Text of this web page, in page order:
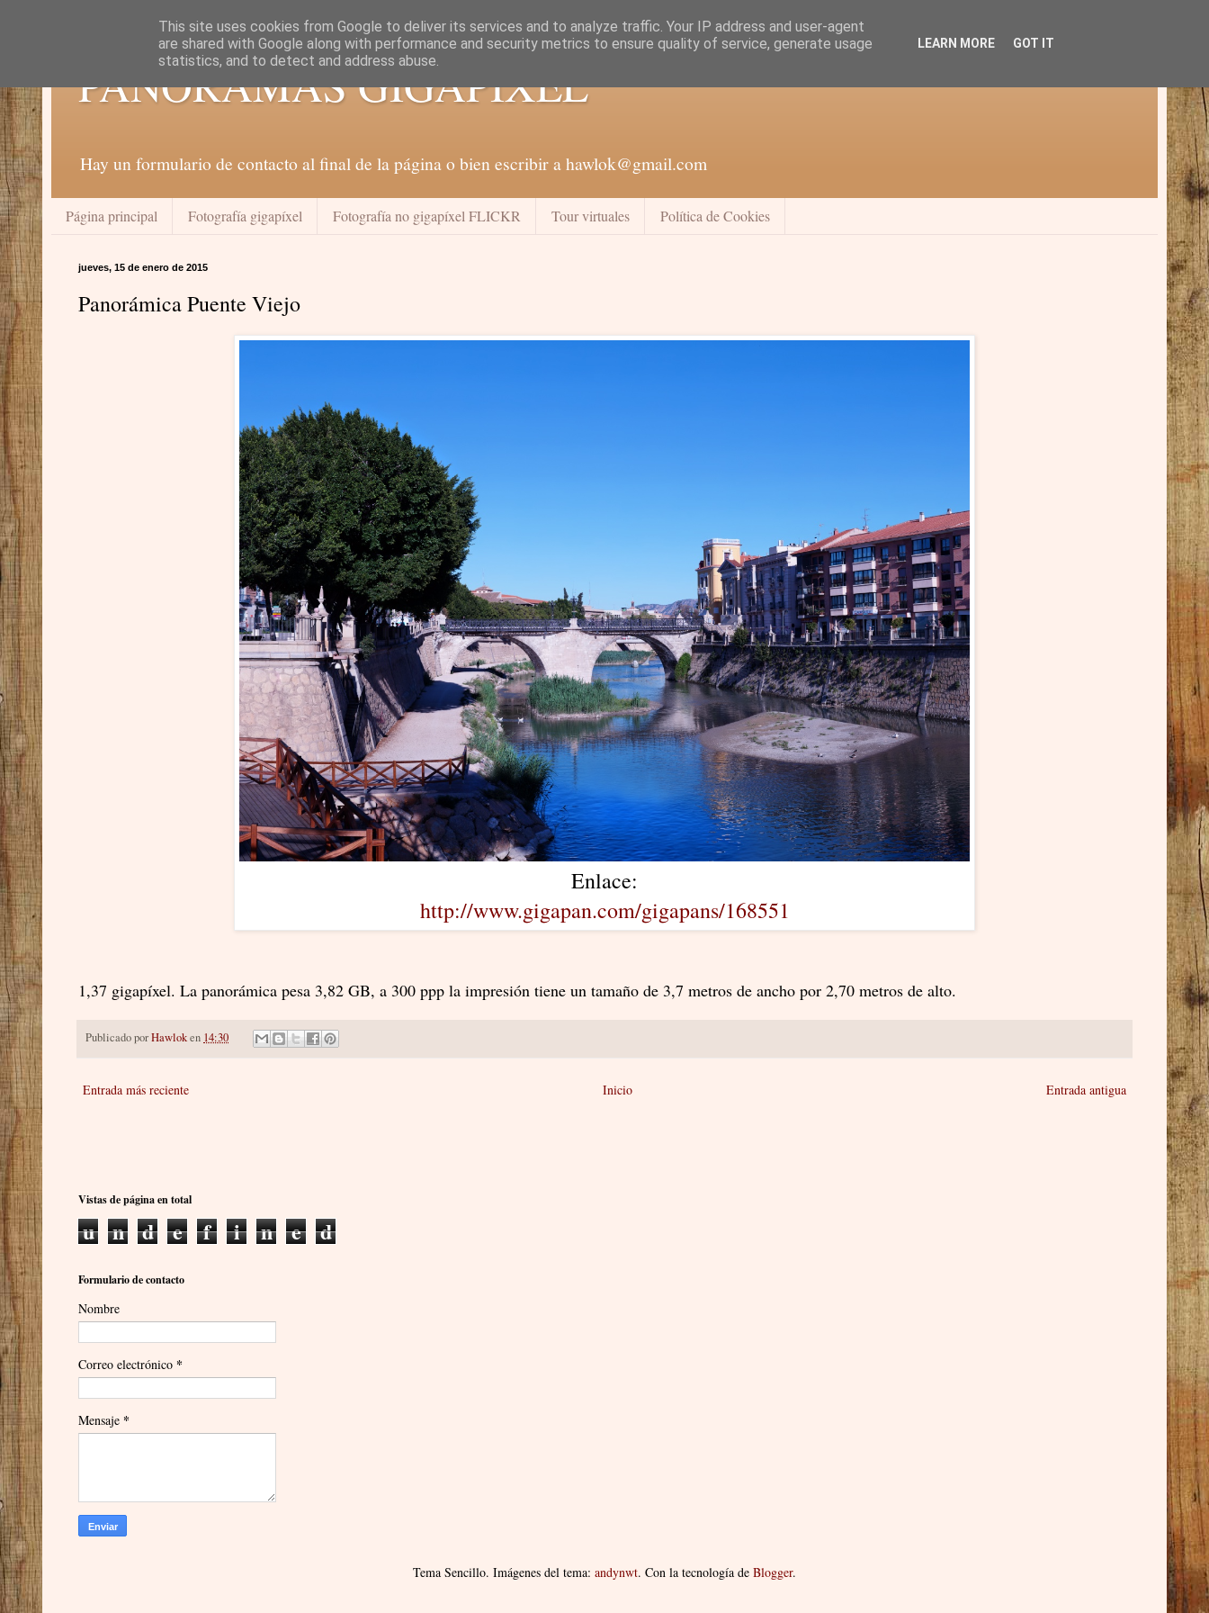
PANORAMAS GIGAPÍXEL
Hay un formulario de contacto al final de la página o bien escribir a hawlok@gmail.com
Página principal Fotografía gigapíxel Fotografía no gigapíxel FLICKR Tour virtuales Política de Cookies
jueves, 15 de enero de 2015
Panorámica Puente Viejo
Enlace:
http://www.gigapan.com/gigapans/168551
1,37 gigapíxel. La panorámica pesa 3,82 GB, a 300 ppp la impresión tiene un tamaño de 3,7 metros de ancho por 2,70 metros de alto.
Publicado porHawloken 14:30
Entrada más reciente Entrada antigua
Inicio
Vistas de página en total
u n d e f i n e d
Formulario de contacto
Nombre
Correo electrónico *
Mensaje *
Tema Sencillo. Imágenes del tema: andynwt. Con la tecnología de Blogger.
This site uses cookies from Google to deliver its services and to analyze traffic. Your IP address and user-agent
are shared with Google along with performance and security metrics to ensure quality of service, generate usage
statistics, and to detect and address abuse.
LEARN MORE GOT IT